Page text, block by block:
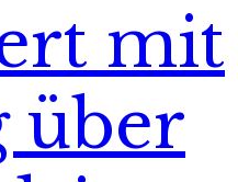
mit
über